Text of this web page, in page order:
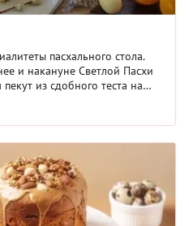
пасхального стола.
и накануне Светлой Пасхи
из сдобного теста на
творога. Пасху
заварную пасху. Чаще
изюм, курагу, цукаты,